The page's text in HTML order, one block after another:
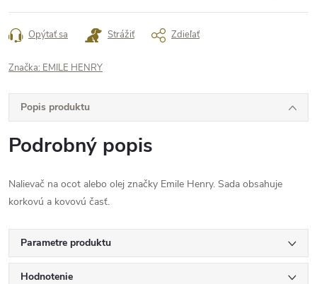
Opýtať sa Strážiť Zdieľať
Značka: EMILE HENRY
Popis produktu
Podrobný popis
Nalievač na ocot alebo olej značky Emile Henry. Sada obsahuje
korkovú a kovovú časť.
Parametre produktu
Hodnotenie